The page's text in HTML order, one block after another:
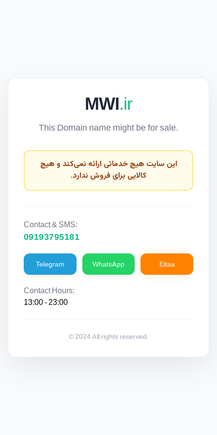
MWI.ir
This Domain name might be for sale.
این سایت هیچ خدماتی ارائه نمی‌کند و هیچ
کالایی برای فروش ندارد.
Contact & SMS:
09193795181
Telegram WhatsApp Eitaa
Contact Hours:
13:00 - 23:00
© 2024 All rights reserved.